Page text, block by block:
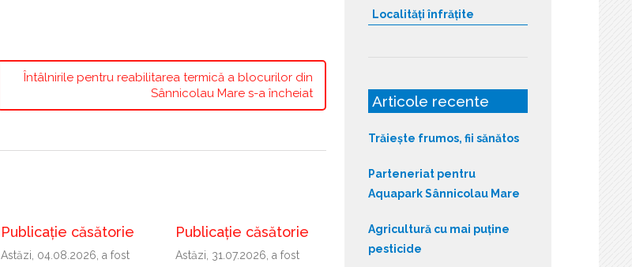
Întâlnirile pentru reabilitarea termică a blocurilor din
Sânnicolau Mare s-a încheiat
Publicație căsătorie
Astăzi, 04.08.2026, a fost
Publicație căsătorie
Astăzi, 31.07.2026, a fost
Localități înfrățite
Articole recente
Trăiește frumos, fii sănătos
Parteneriat pentru
Aquapark Sânnicolau Mare
Agricultură cu mai puține
pesticide